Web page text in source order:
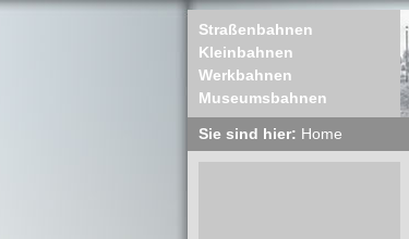
Straßenbahnen
Kleinbahnen
Werkbahnen
Museumsbahnen
Sie sind hier: Home